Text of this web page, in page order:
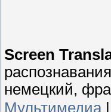
Screen
немецкий,
Мультимедиа|